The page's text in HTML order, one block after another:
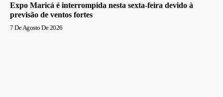
Expo Maricá é interrompida nesta sexta-feira devido à
previsão de ventos fortes
7 De Agosto De 2026